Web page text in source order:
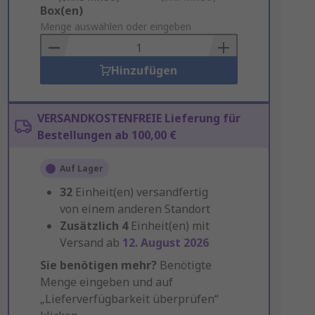
Add
to
Basket
Box(en)
Menge auswählen oder eingeben
Hinzufügen
VERSANDKOSTENFREIE Lieferung für
Bestellungen ab 100,00 €
Auf Lager
32 Einheit(en) versandfertig
von einem anderen Standort
Zusätzlich 4 Einheit(en) mit
Versand ab 12. August 2026
Sie benötigen mehr? Benötigte
Menge eingeben und auf
„Lieferverfügbarkeit überprüfen“